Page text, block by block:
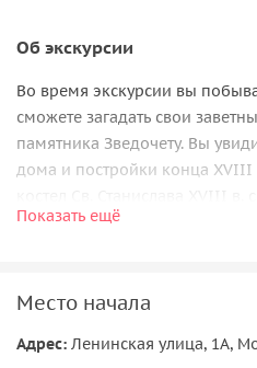
Об экскурсии
Во время экскурсии вы
сможете загадать свои
памятника Зведочету. Вы
дома и постройки конца
колокольни. Окружает
Показать ещё
Место начала
Адрес: Ленинская улица, 1А,